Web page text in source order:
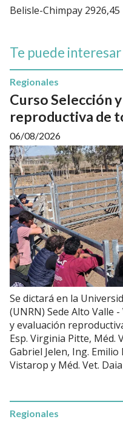
Belisle-Chimpay 2926,45
Te puede interesar
Curso Selección
reproductiva de
Regionales
06/08/2026
Se dictará en la
(UNRN) Sede Alto Valle
y evaluación
Esp. Virginia Pitte, Méd.
Gabriel Jelen, Ing.
Vistarop y Méd. Vet.
Regionales